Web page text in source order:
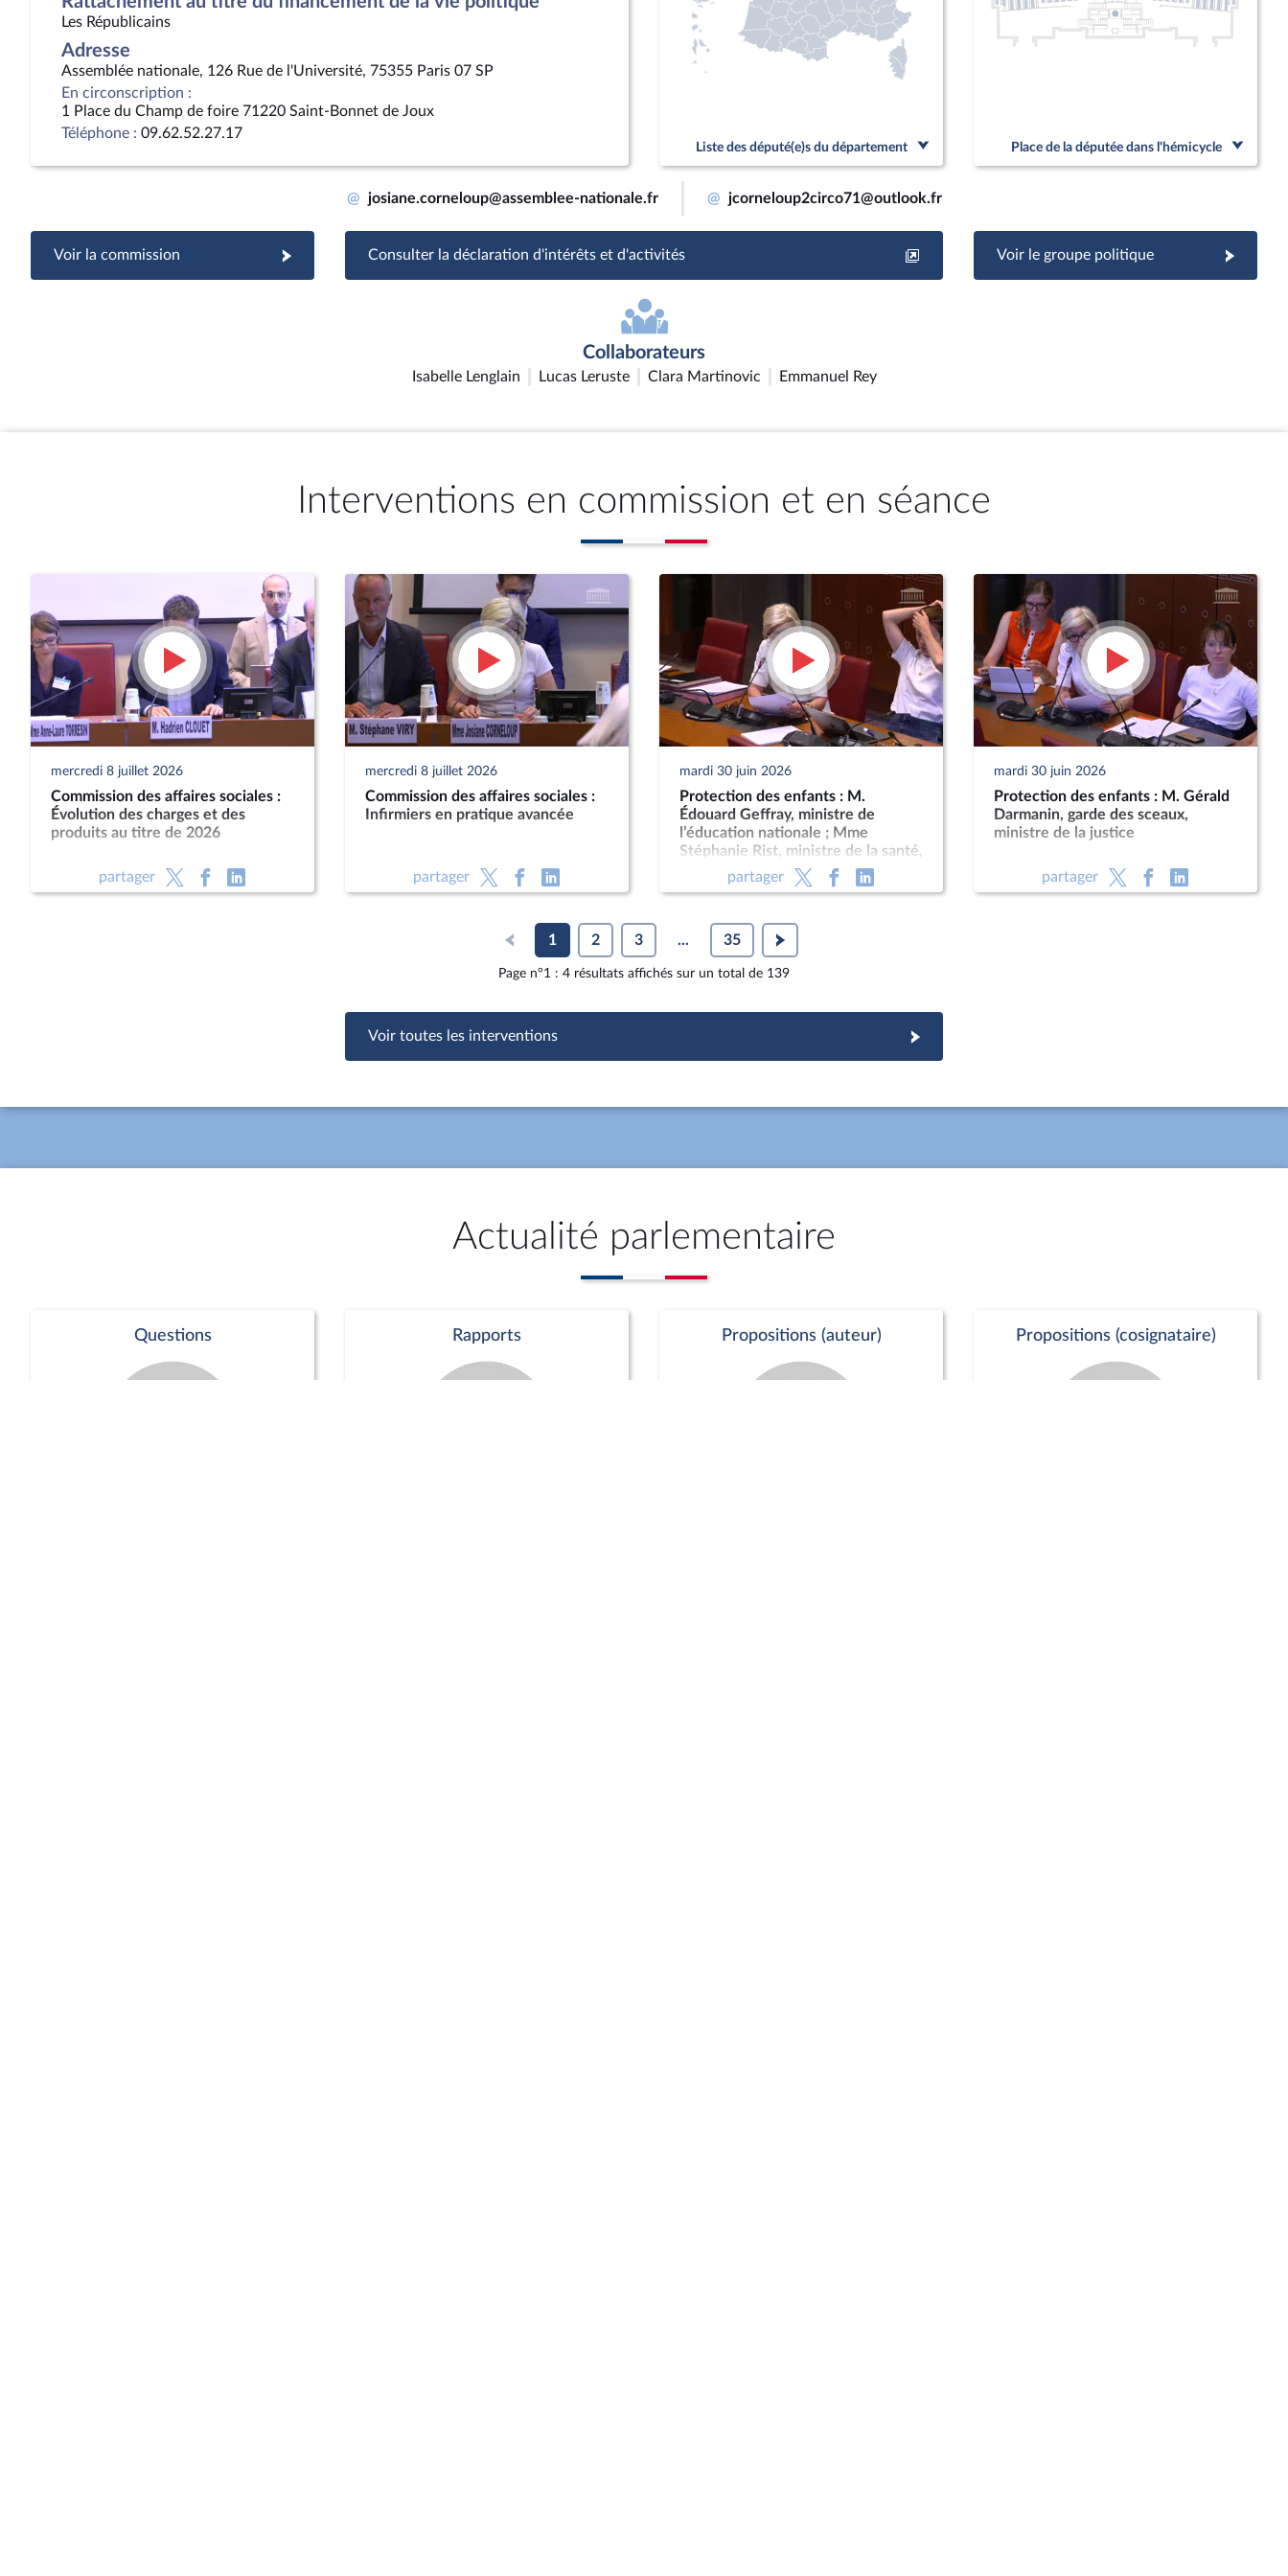
Les Républicains
Adresse
Assemblée nationale, 126 Rue de l'Université, 75355 Paris 07 SP
En circonscription :
1 Place du Champ de foire 71220 Saint-Bonnet de Joux
Téléphone : 09.62.52.27.17
Liste des député(e)s du département Place de la députée dans l'hémicycle
@ josiane.corneloup@assemblee-nationale.fr @ jcorneloup2circo71@outlook.fr
Voir la commission Consulter la déclaration d'intérêts et d'activités Voir le groupe politique
Collaborateurs
Isabelle Lenglain Lucas Leruste Clara Martinovic Emmanuel Rey
Interventions en commission et en séance
mercredi 8 juillet 2026
Commission des affaires sociales :
Évolution des charges et des
produits au titre de 2026
partager
mercredi 8 juillet 2026
Commission des affaires sociales :
Infirmiers en pratique avancée
partager
mardi 30 juin 2026
Protection des enfants : M.
Édouard Geffray, ministre de
l’éducation nationale ; Mme
Stéphanie Rist, ministre de la santé,
des familles, de l’autonomie et des
personnes handicapées
partager
mardi 30 juin 2026
Protection des enfants : M. Gérald
Darmanin, garde des sceaux,
ministre de la justice
partager
1 2 3 ... 35
Page n°1 : 4 résultats affichés sur un total de 139
Voir toutes les interventions
Actualité parlementaire
Questions Rapports Propositions (auteur) Propositions (cosignataire)